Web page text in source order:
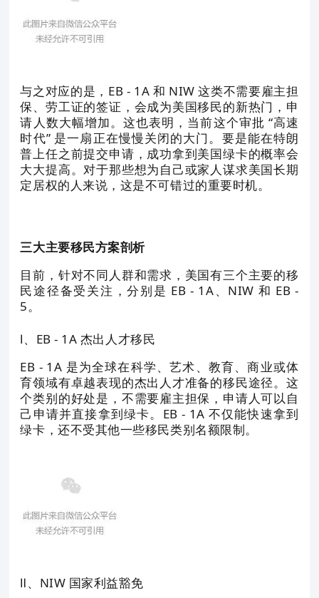
与之对应的是，EB - 1A 和 NIW 这类不需要雇主担
保、劳工证的签证，会成为美国移民的新热门，申
请人数大幅增加。这也表明，当前这个审批 “高速
时代” 是一扇正在慢慢关闭的大门。要是能在特朗
普上任之前提交申请，成功拿到美国绿卡的概率会
大大提高。对于那些想为自己或家人谋求美国长期
定居权的人来说，这是不可错过的重要时机。
三大主要移民方案剖析
目前，针对不同人群和需求，美国有三个主要的移
民途径备受关注，分别是 EB - 1A、NIW 和 EB -
5。
Ⅰ、EB - 1A 杰出人才移民
EB - 1A 是为全球在科学、艺术、教育、商业或体
育领域有卓越表现的杰出人才准备的移民途径。这
个类别的好处是，不需要雇主担保，申请人可以自
己申请并直接拿到绿卡。EB - 1A 不仅能快速拿到
绿卡，还不受其他一些移民类别名额限制。
Ⅱ、NIW 国家利益豁免